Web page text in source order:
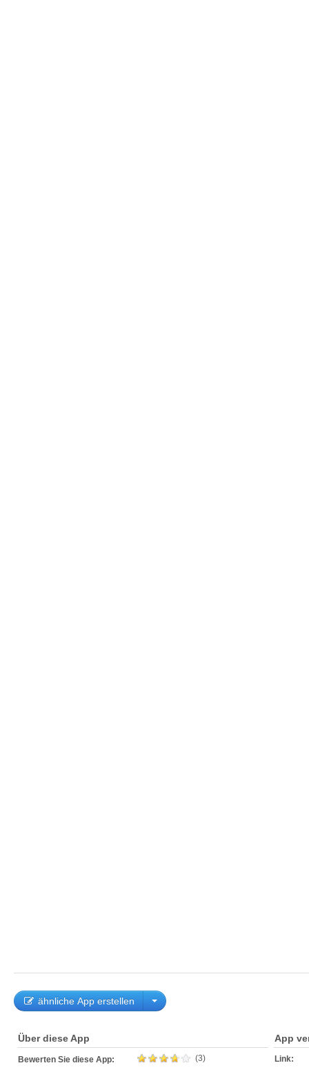
ähnliche App erstellen
Über diese App
Bewerten Sie diese App: (3)
App
Link: